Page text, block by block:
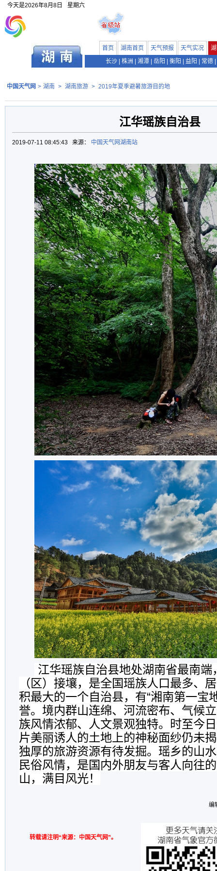
今天是2026年8月8日 星期六
首页 湖南首页 天气预报 天气实况
长沙
株洲 湘潭 岳阳 衡阳 益阳 常德
中国天气网 > 湖南 > 湖南旅游 > 2019年夏季避暑旅游目的地
江华瑶族自治县
2019-07-11 08:45:43 来源： 中国天气网湖南站
江华瑶族自治县地处湖南省最南端
（区）接壤，是全国瑶族人口最多、
积最大的一个自治县， 有“湘南第一宝
誉。境内群山连绵、河流密布、气候
族风情浓郁、人文景观独特。 时至今
片美丽诱人的土地上的神秘面纱仍未
独厚的旅游资源有待发掘。瑶乡的山
民俗风情， 是国内外朋友与客人向往
山 ， 满目风光！
编
转载请注明“来源：中国天气网”。